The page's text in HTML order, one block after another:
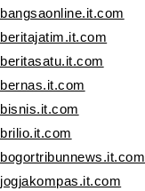
bangsaonline.it.com
beritajatim.it.com
beritasatu.it.com
bernas.it.com
bisnis.it.com
brilio.it.com
bogortribunnews.it.com
jogjakompas.it.com